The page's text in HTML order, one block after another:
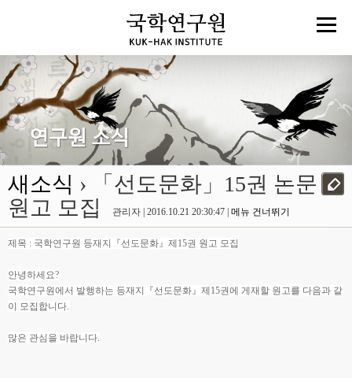
새소식 › 「선도문화」15권 논문
원고 모집
관리자 | 2016.10.21 20:30:47 | 메뉴 건너뛰기
제목 : 국학연구원 등재지『선도문화』제15권 원고 모집
안녕하세요?
국학연구원에서 발행하는 등재지『선도문화』제15권에 게재할 원고를 다음과 같
이 모집합니다.
많은 관심을 바랍니다.